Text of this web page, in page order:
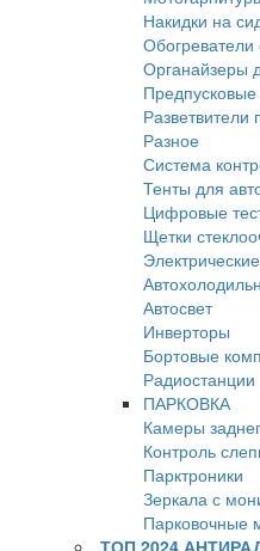
Накидки на
Обогреватели
Органайзеры
Предпусковые
Разветвители
Разное
Система
Тенты для
Цифровые
Щетки
Автосвет
Инверторы
Бортовые
Радиостанции
ПАРКОВКА
Камеры
Контроль
Парктроники
Зеркала с
Парковочные
ТОП 2024